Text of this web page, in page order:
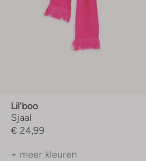
Lil'boo
Sjaal
€ 24,99
+ meer kleuren